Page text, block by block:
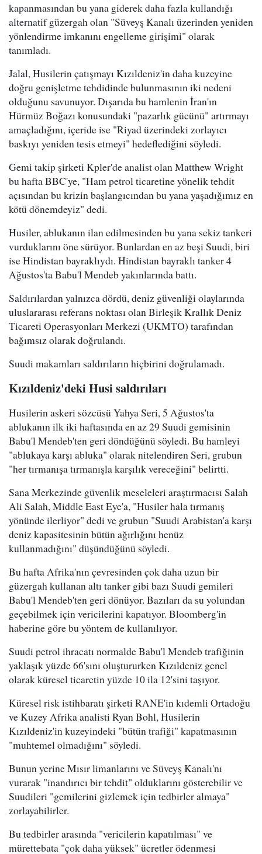
kapanmasından bu yana giderek daha fazla kullandığı
alternatif güzergah olan "Süveyş Kanalı üzerinden yeniden
yönlendirme imkanını engelleme girişimi" olarak
tanımladı.
Jalal, Husilerin çatışmayı Kızıldeniz'in daha kuzeyine
doğru genişletme tehdidinde bulunmasının iki nedeni
olduğunu savunuyor. Dışarıda bu hamlenin İran'ın
Hürmüz Boğazı konusundaki "pazarlık gücünü" artırmayı
amaçladığını, içeride ise "Riyad üzerindeki zorlayıcı
baskıyı yeniden tesis etmeyi" hedeflediğini söyledi.
Gemi takip şirketi Kpler'de analist olan Matthew Wright
bu hafta BBC'ye, "Ham petrol ticaretine yönelik tehdit
açısından bu krizin başlangıcından bu yana yaşadığımız en
kötü dönemdeyiz" dedi.
Husiler, ablukanın ilan edilmesinden bu yana sekiz tankeri
vurduklarını öne sürüyor. Bunlardan en az beşi Suudi, biri
ise Hindistan bayraklıydı. Hindistan bayraklı tanker 4
Ağustos'ta Babu'l Mendeb yakınlarında battı.
Saldırılardan yalnızca dördü, deniz güvenliği olaylarında
uluslararası referans noktası olan Birleşik Krallık Deniz
Ticareti Operasyonları Merkezi (UKMTO) tarafından
bağımsız olarak doğrulandı.
Suudi makamları saldırıların hiçbirini doğrulamadı.
Kızıldeniz'deki Husi saldırıları
Husilerin askeri sözcüsü Yahya Seri, 5 Ağustos'ta
ablukanın ilk iki haftasında en az 29 Suudi gemisinin
Babu'l Mendeb'ten geri döndüğünü söyledi. Bu hamleyi
"ablukaya karşı abluka" olarak nitelendiren Seri, grubun
"her tırmanışa tırmanışla karşılık vereceğini" belirtti.
Sana Merkezinde güvenlik meseleleri araştırmacısı Salah
Ali Salah, Middle East Eye'a, "Husiler hala tırmanış
yönünde ilerliyor" dedi ve grubun "Suudi Arabistan'a karşı
deniz kapasitesinin bütün ağırlığını henüz
kullanmadığını" düşündüğünü söyledi.
Bu hafta Afrika'nın çevresinden çok daha uzun bir
güzergah kullanan altı tanker gibi bazı Suudi gemileri
Babu'l Mendeb'ten geri dönüyor. Bazıları da su yolundan
geçebilmek için vericilerini kapatıyor. Bloomberg'in
haberine göre bu yöntem de kullanılıyor.
Suudi petrol ihracatı normalde Babu'l Mendeb trafiğinin
yaklaşık yüzde 66'sını oluştururken Kızıldeniz genel
olarak küresel ticaretin yüzde 10 ila 12'sini taşıyor.
Küresel risk istihbaratı şirketi RANE'in kıdemli Ortadoğu
ve Kuzey Afrika analisti Ryan Bohl, Husilerin
Kızıldeniz'in kuzeyindeki "bütün trafiği" kapatmasının
"muhtemel olmadığını" söyledi.
Bunun yerine Mısır limanlarını ve Süveyş Kanalı'nı
vurarak "inandırıcı bir tehdit" olduklarını gösterebilir ve
Suudileri "gemilerini gizlemek için tedbirler almaya"
zorlayabilirler.
Bu tedbirler arasında "vericilerin kapatılması" ve
mürettebata "çok daha yüksek" ücretler ödenmesi